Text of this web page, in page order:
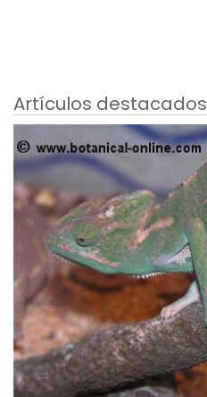
Artículos destacados